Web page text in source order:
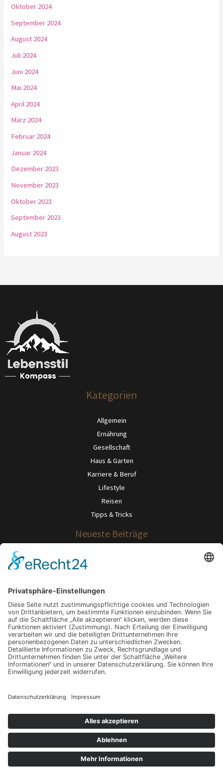
Oktober 2024
September 2024
August 2024
Juli 2024
Juni 2024
Mai 2024
April 2024
März 2024
Februar 2024
Januar 2024
Dezember 2023
November 2023
Oktober 2023
September 2023
August 2023
Kategorien
Allgemein
Ernährung
Gesellschaft
Haus & Garten
Karriere & Beruf
Lifestyle
Reisen
Tipps & Tricks
Neueste Beiträge
Wenn Abschied zur Last wird: Wege, die eigenen Gefühle zu ordnen
Verkalktes Wasser? So wird Ihr Zuhause widerstandsfähig gegen
entscheidet
Karriere und Kinderernährung: Wie du im Alltag beides unter einen Hut
bekommst
Wie Menschen einen exklusiven Lifestyle bewusst gestalten
Schlagwörter
Copyright © 2026 Lebensstil Kompass
Datenschutz